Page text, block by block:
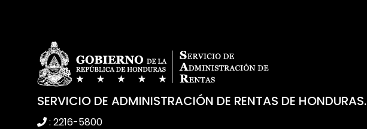
SERVICIO DE ADMINISTRACIÓN DE RENTAS DE HONDURAS.
: 2216-5800